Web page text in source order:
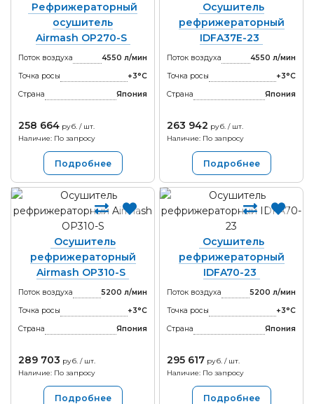
Рефрижераторный
осушитель
Airmash OP270-S
Поток воздуха
4550 л/мин
Точка росы
+3°С
Страна
Япония
258 664 руб. / шт.
Наличие: По запросу
Подробнее
Осушитель
рефрижераторный
IDFA37E-23
Поток воздуха
4550 л/мин
Точка росы
+3°С
Страна
Япония
263 942 руб. / шт.
Наличие: По запросу
Подробнее
Осушитель
рефрижераторный
Airmash OP310-S
Поток воздуха
5200 л/мин
Точка росы
+3°С
Страна
Япония
289 703 руб. / шт.
Наличие: По запросу
Подробнее
Осушитель
рефрижераторный
IDFA70-23
Поток воздуха
5200 л/мин
Точка росы
+3°С
Страна
Япония
295 617 руб. / шт.
Наличие: По запросу
Подробнее